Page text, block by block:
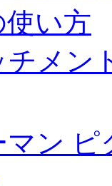
い方
メン
マン ピ